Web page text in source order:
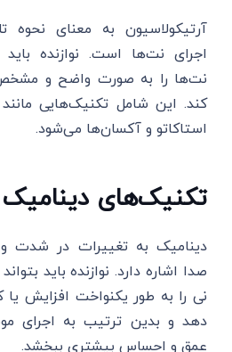
آرتیکولاسیون به معنای نحوه
اجرای نت‌ها است. نوازنده باید
نت‌ها را به صورت واضح و
کند. این شامل تکنیک‌هایی مانند
استاکاتو و آکسان‌ها می‌شود.
تکنیک‌های دینامیک
دینامیک به تغییرات در شدت
صدا اشاره دارد. نوازنده باید
نی را به طور یکنواخت افزایش
دهد و بدین ترتیب به اجرای
عمق و احساس بیشتری ببخشد.